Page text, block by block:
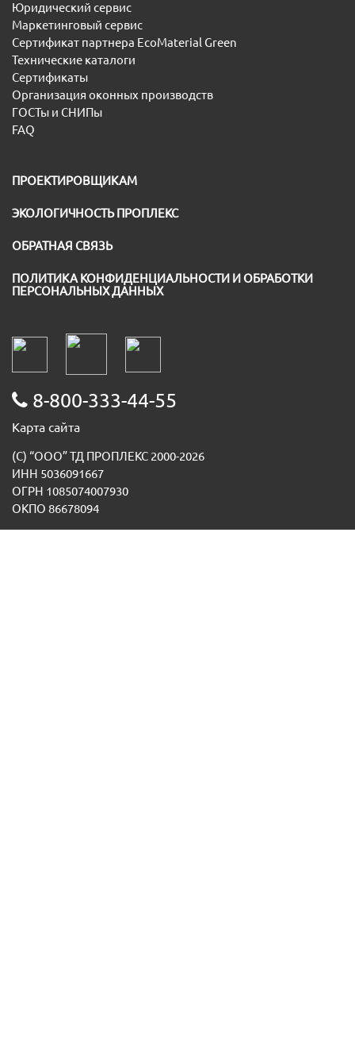
Юридический сервис
Маркетинговый сервис
Сертификат партнера EcoMaterial Green
Технические каталоги
Сертификаты
Организация оконных производств
ГОСТы и СНИПы
FAQ
ПРОЕКТИРОВЩИКАМ
ЭКОЛОГИЧНОСТЬ ПРОПЛЕКС
ОБРАТНАЯ СВЯЗЬ
ПОЛИТИКА КОНФИДЕНЦИАЛЬНОСТИ И ОБРАБОТКИ
ПЕРСОНАЛЬНЫХ ДАННЫХ
8-800-333-44-55
Карта сайта
(С) “ООО” ТД ПРОПЛЕКС 2000-2026
ИНН 5036091667
ОГРН 1085074007930
ОКПО 86678094